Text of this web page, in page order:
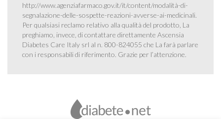
http://www.agenziafarmaco.gov.it/it/content/modalità-di-
segnalazione-delle-sospette-reazioni-avverse-ai-medicinali.
Per qualsiasi reclamo relativo alla qualità del prodotto, La
preghiamo, invece, di contattare direttamente Ascensia
Diabetes Care Italy srl al n. 800-824055 che La farà parlare
con i responsabili di riferimento. Grazie per l’attenzione.